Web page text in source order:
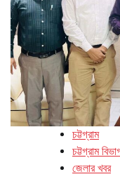
চট্টগ্রাম
চট্টগ্রাম
জেলার খবর